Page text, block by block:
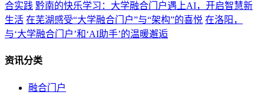
合实践 黔南的快乐学习：大学融合门户遇上AI，开启智慧新
生活 在芜湖感受“大学融合门户”与“架构”的喜悦 在洛阳，
与‘大学融合门户’和‘AI助手’的温暖邂逅
资讯分类
融合门户